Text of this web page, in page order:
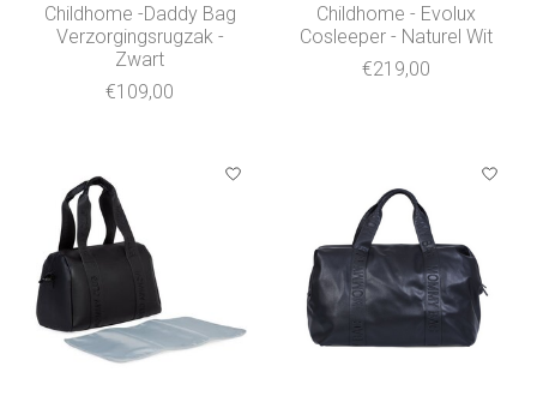
Childhome -Daddy Bag
Verzorgingsrugzak -
Zwart
€109,00
Childhome - Evolux
Cosleeper - Naturel Wit
€219,00